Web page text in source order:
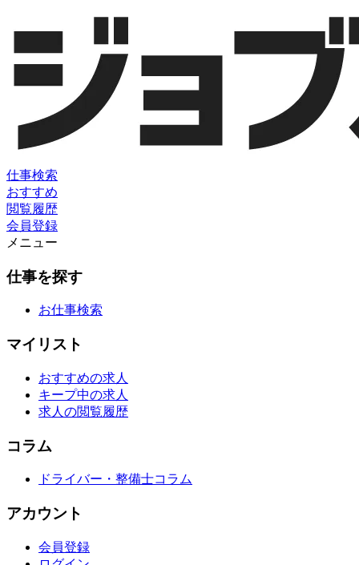
仕事検索
おすすめ
閲覧履歴
会員登録
メニュー
仕事を探す
お仕事検索
マイリスト
おすすめの求人
キープ中の求人
求人の閲覧履歴
コラム
ドライバー・整備士コラム
アカウント
会員登録